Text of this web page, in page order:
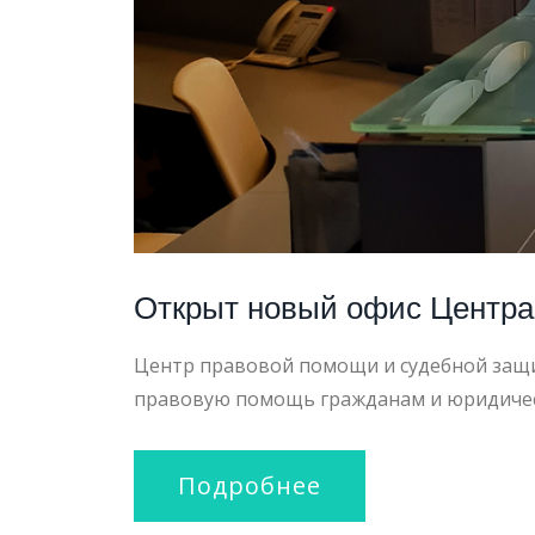
Открыт новый офис
Центр правовой помощи и судебной
правовую помощь гражданам и
Подробнее